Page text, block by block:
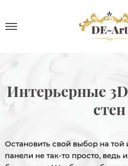
Интерьерные
стен
Остановить свой выбор на той
панели не так-то просто, ведь